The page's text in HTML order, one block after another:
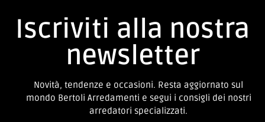
Iscriviti alla nostra
newsletter
Novità, tendenze e occasioni. Resta aggiornato sul
mondo Bertoli Arredamenti e segui i consigli dei nostri
arredatori specializzati.